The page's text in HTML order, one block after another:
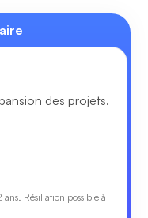
des projets.
Résiliation possible à